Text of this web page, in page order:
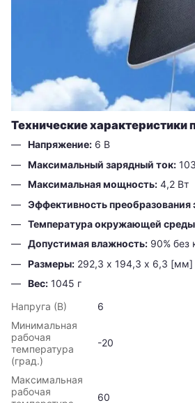
Технические характеристики
Напряжение: 6 В
Максимальный зарядный ток:
Максимальная мощность: 4,2 Вт
Эффективность преобразования
Температура окружающей
Допустимая влажность: 90% без
Размеры: 292,3 х 194,3 х 6,3 [мм]
Вес: 1045 г
Напруга (В)
6
Минимальная
рабочая
температура
(град.)
-20
Максимальная
рабочая
60